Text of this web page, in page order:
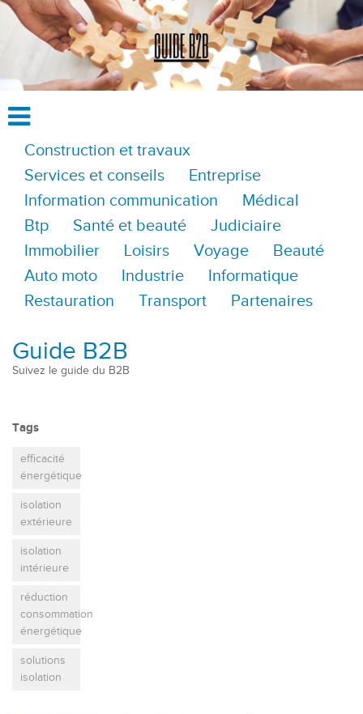
Construction et travaux
Services et conseils
Entreprise
Information communication
Médical
Btp
Santé et beauté
Judiciaire
Immobilier
Loisirs Voyage
Beauté
Auto moto
Industrie
Informatique
Restauration
Transport Partenaires
Guide B2B
Suivez le guide du B2B
Tags
efficacité
énergétique
isolation
extérieure
isolation
intérieure
réduction
consommation
énergétique
solutions
isolation